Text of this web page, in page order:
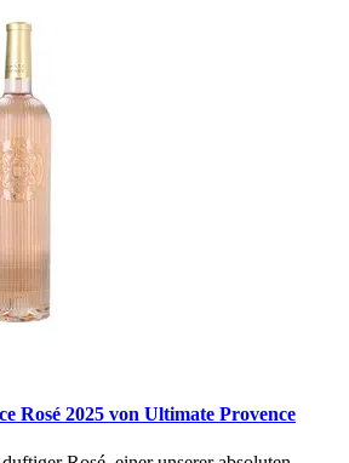
Rosé 2025 von Ultimate Provence